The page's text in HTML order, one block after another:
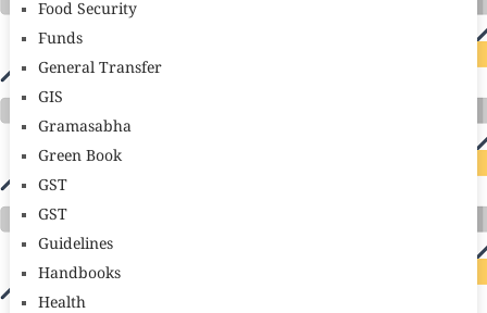
Food Security
Funds
General Transfer
GIS
Gramasabha
Green Book
GST
GST
Guidelines
Handbooks
Health